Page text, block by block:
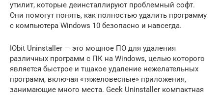
утилит, которые деинсталлируют проблемный софт.
Они помогут понять, как полностью удалить программу
с компьютера Windows 10 безопасно и навсегда.
IObit Uninstaller — это мощное ПО для удаления
различных программ с ПК на Windows, целью которого
является быстрое и тщакое удаление нежелательных
программ, включая «тяжеловесные» приложения,
занимающие много места. Geek Uninstaller компактная